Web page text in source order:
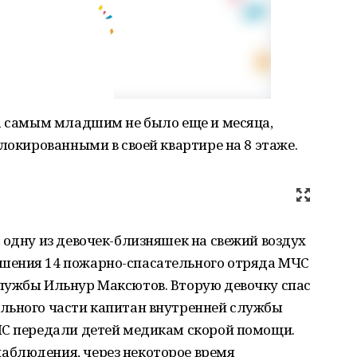
самым младшим не было еще и месяца,
в своей квартире на 8 этаже.
из девочек-близняшек на свежий воздух
14 пожарно-спасательного отряда МЧС
Ильнур Максютов. Вторую девочку спас
части капитан внутренней службы
передали детей медикам скорой помощи.
через некоторое время